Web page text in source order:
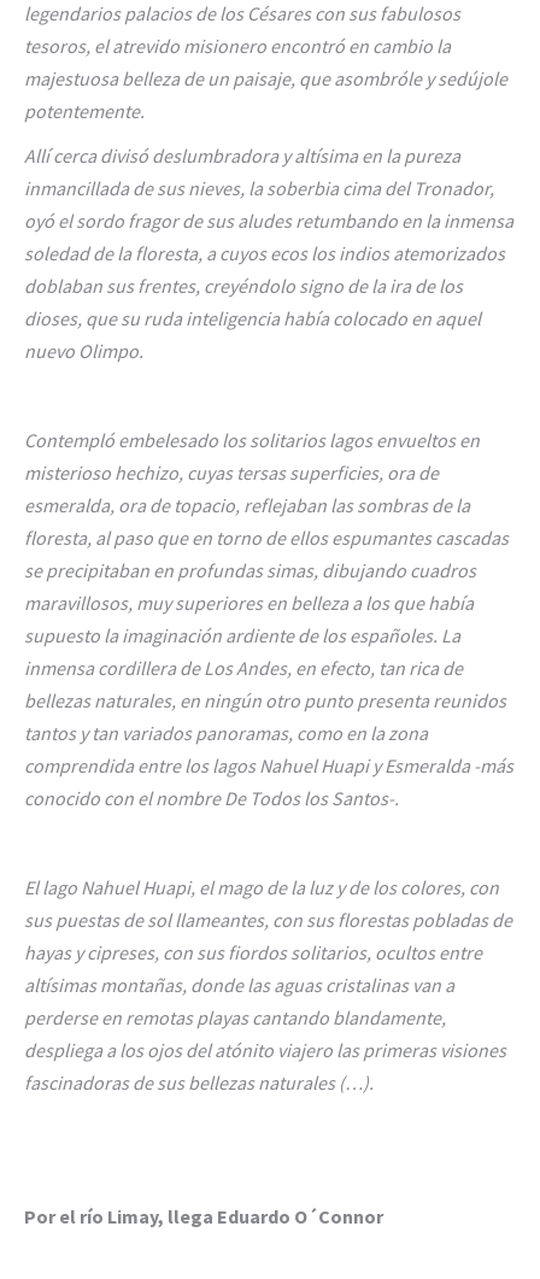
legendarios palacios de los Césares con sus fabulosos
tesoros, el atrevido misionero encontró en cambio la
majestuosa belleza de un paisaje, que asombróle y sedújole
potentemente.
Allí cerca divisó deslumbradora y altísima en la pureza
inmancillada de sus nieves, la soberbia cima del Tronador,
oyó el sordo fragor de sus aludes retumbando en la inmensa
soledad de la floresta, a cuyos ecos los indios atemorizados
doblaban sus frentes, creyéndolo signo de la ira de los
dioses, que su ruda inteligencia había colocado en aquel
nuevo Olimpo.
Contempló embelesado los solitarios lagos envueltos en
misterioso hechizo, cuyas tersas superficies, ora de
esmeralda, ora de topacio, reflejaban las sombras de la
floresta, al paso que en torno de ellos espumantes cascadas
se precipitaban en profundas simas, dibujando cuadros
maravillosos, muy superiores en belleza a los que había
supuesto la imaginación ardiente de los españoles. La
inmensa cordillera de Los Andes, en efecto, tan rica de
bellezas naturales, en ningún otro punto presenta reunidos
tantos y tan variados panoramas, como en la zona
comprendida entre los lagos Nahuel Huapi y Esmeralda -más
conocido con el nombre De Todos los Santos-.
El lago Nahuel Huapi, el mago de la luz y de los colores, con
sus puestas de sol llameantes, con sus florestas pobladas de
hayas y cipreses, con sus fiordos solitarios, ocultos entre
altísimas montañas, donde las aguas cristalinas van a
perderse en remotas playas cantando blandamente,
despliega a los ojos del atónito viajero las primeras visiones
fascinadoras de sus bellezas naturales (…).
Por el río Limay, llega Eduardo O´Connor